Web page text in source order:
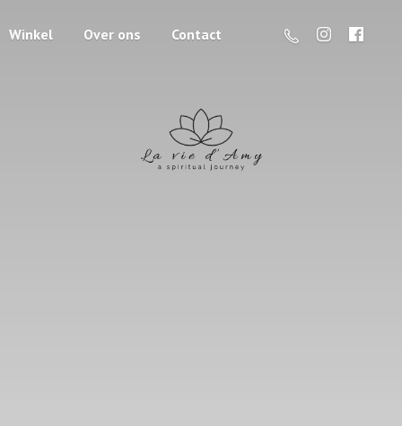
Winkel Over ons Contact